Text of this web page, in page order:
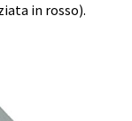
in rosso).